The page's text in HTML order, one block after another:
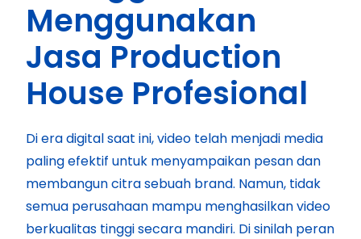
Menggunakan
Jasa Production
House Profesional
Di era digital saat ini, video telah menjadi media
paling efektif untuk menyampaikan pesan dan
membangun citra sebuah brand. Namun, tidak
semua perusahaan mampu menghasilkan video
berkualitas tinggi secara mandiri. Di sinilah peran